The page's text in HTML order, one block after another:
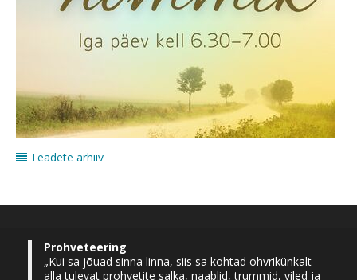
Teadete arhiiv
Prohveteering
„Kui sa jõuad sinna linna, siis sa kohtad ohvrikünkalt
alla tulevat prohvetite salka, naablid, trummid, viled ja